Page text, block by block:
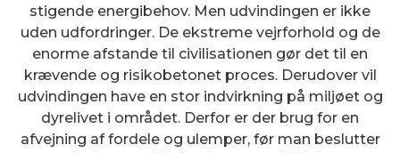
stigende energibehov. Men udvindingen er ikke
uden udfordringer. De ekstreme vejrforhold og de
enorme afstande til civilisationen gør det til en
krævende og risikobetonet proces. Derudover vil
udvindingen have en stor indvirkning på miljøet og
dyrelivet i området. Derfor er der brug for en
afvejning af fordele og ulemper, før man beslutter